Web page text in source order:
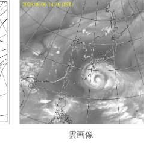
雲画像